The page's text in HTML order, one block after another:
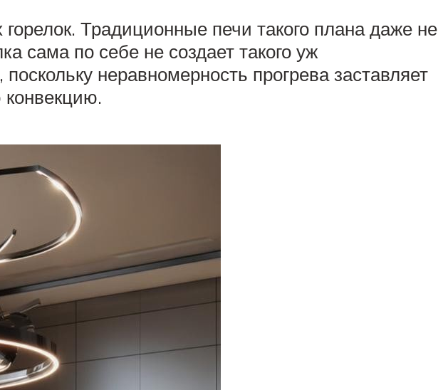
Традиционные печи такого плана даже не
сама по себе не создает такого уж
неравномерность прогрева заставляет
конвекцию.